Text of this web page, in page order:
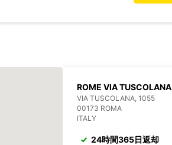
ROME VIA TUSCOLANA
VIA TUSCOLANA, 1055
00173 ROMA
ITALY
24時間365日返却